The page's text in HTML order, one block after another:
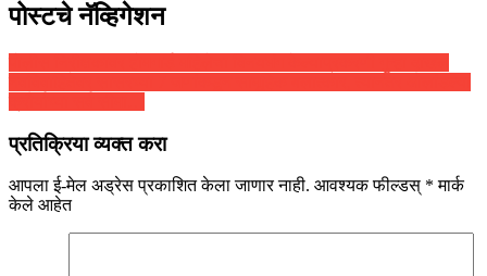
पोस्टचे नॅव्हिगेशन
प्रतिक्रिया व्यक्त करा
आपला ई-मेल अड्रेस प्रकाशित केला जाणार नाही. आवश्यक फील्डस् * मार्क
केले आहेत